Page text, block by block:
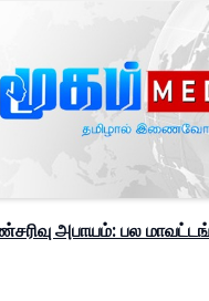
அபாயம்: பல